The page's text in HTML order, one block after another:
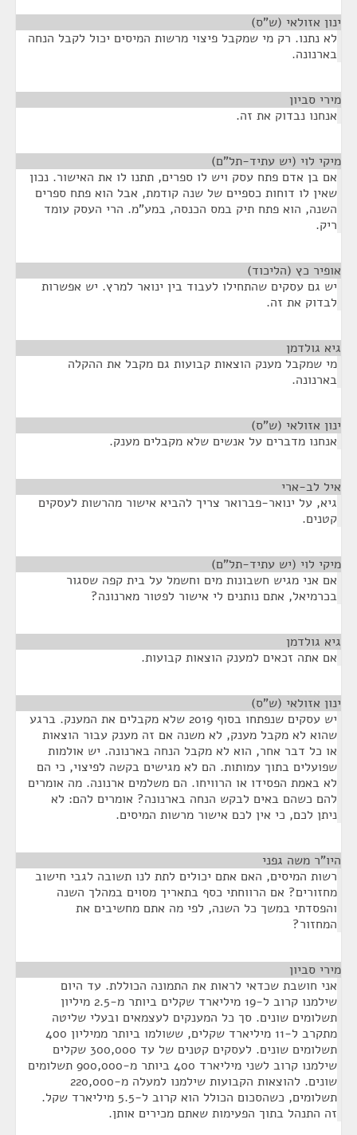
ינון אזולאי (ש"ס)
לא נתנו. רק מי שמקבל פיצוי מרשות המיסים יכול לקבל הנחה
בארנונה.
מירי סביון
אנחנו נבדוק את זה.
מיקי לוי (יש עתיד-תל"ם)
אם בן אדם פתח עסק ויש לו ספרים, תתנו לו את האישור. נכון
שאין לו דוחות כספיים של שנה קודמת, אבל הוא פתח ספרים
השנה, הוא פתח תיק במס הכנסה, במע"מ. הרי העסק עומד
ריק.
אופיר כץ (הליכוד)
יש גם עסקים שהתחילו לעבוד בין ינואר למרץ. יש אפשרות
לבדוק את זה.
גיא גולדמן
מי שמקבל מענק הוצאות קבועות גם מקבל את ההקלה
בארנונה.
ינון אזולאי (ש"ס)
אנחנו מדברים על אנשים שלא מקבלים מענק.
איל לב-ארי
גיא, על ינואר-פברואר צריך להביא אישור מהרשות לעסקים
קטנים.
מיקי לוי (יש עתיד-תל"ם)
אם אני מגיש חשבונות מים וחשמל על בית קפה שסגור
בכרמיאל, אתם נותנים לי אישור לפטור מארנונה?
גיא גולדמן
אם אתה זכאים למענק הוצאות קבועות.
ינון אזולאי (ש"ס)
יש עסקים שנפתחו בסוף 2019 שלא מקבלים את המענק. ברגע
שהוא לא מקבל מענק, לא משנה אם זה מענק עבור הוצאות
או כל דבר אחר, הוא לא מקבל הנחה בארנונה. יש אולמות
שפועלים בתוך עמותות. הם לא מגישים בקשה לפיצוי, כי הם
לא באמת הפסידו או הרוויחו. הם משלמים ארנונה. מה אומרים
להם כשהם באים לבקש הנחה בארנונה? אומרים להם: לא
ניתן לכם, כי אין לכם אישור מרשות המיסים.
היו"ר משה גפני
רשות המיסים, האם אתם יכולים לתת לנו תשובה לגבי חישוב
מחזורים? אם הרווחתי כסף בתאריך מסוים במהלך השנה
והפסדתי במשך כל השנה, לפי מה אתם מחשיבים את
המחזור?
מירי סביון
אני חושבת שכדאי לראות את התמונה הכוללת. עד היום
שילמנו קרוב ל-19 מיליארד שקלים ביותר מ-2.5 מיליון
תשלומים שונים. סך כל המענקים לעצמאים ובעלי שליטה
מתקרב ל-11 מיליארד שקלים, ששולמו ביותר ממיליון 400
תשלומים שונים. לעסקים קטנים של עד 300,000 שקלים
שילמנו קרוב לשני מיליארד 400 ביותר מ-900,000 תשלומים
שונים. להוצאות הקבועות שילמנו למעלה מ-220,000
תשלומים, כשהסכום הכולל הוא קרוב ל-5.5 מיליארד שקל.
זה התנהל בתוך הפעימות שאתם מכירים אותן.